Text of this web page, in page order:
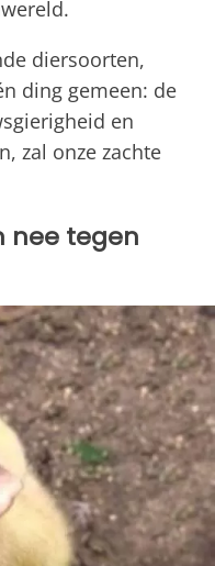
diersoorten,
ding gemeen: de
en
zal onze zachte
nee tegen